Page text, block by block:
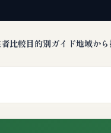
比較目的別ガイド地域か